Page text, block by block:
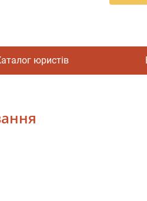
юристів